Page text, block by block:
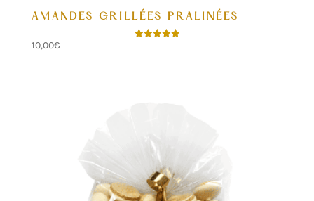
AMANDES GRILLÉES PRALINÉES
10,00€